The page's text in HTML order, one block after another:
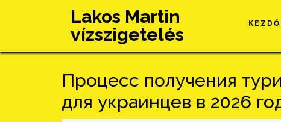
Lakos Martin
vízszigetelés
Процесс получения
для украинцев в 2026